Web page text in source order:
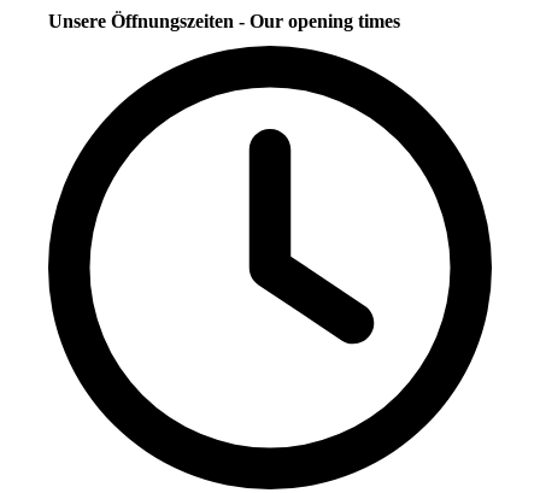
Unsere Öffnungszeiten - Our opening times